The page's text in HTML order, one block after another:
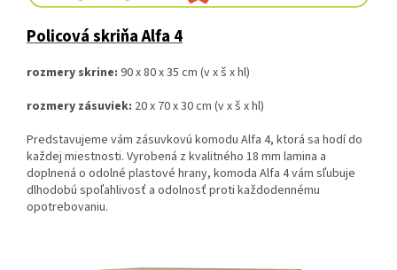
Policová skriňa Alfa 4
rozmery skrine: 90 x 80 x 35 cm (v x š x hl)
rozmery zásuviek: 20 x 70 x 30 cm (v x š x hl)
Predstavujeme vám zásuvkovú komodu Alfa 4, ktorá sa hodí do
každej miestnosti. Vyrobená z kvalitného 18 mm lamina a
doplnená o odolné plastové hrany, komoda Alfa 4 vám sľubuje
dlhodobú spoľahlivosť a odolnosť proti každodennému
opotrebovaniu.